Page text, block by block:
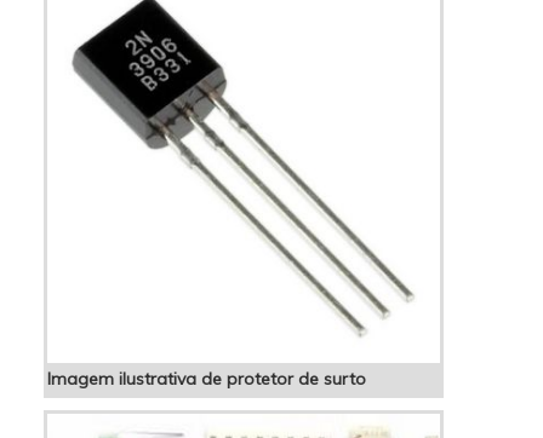
controlador de fator de potência 06 saídas e
f...
Imagem ilustrativa de protetor de surto